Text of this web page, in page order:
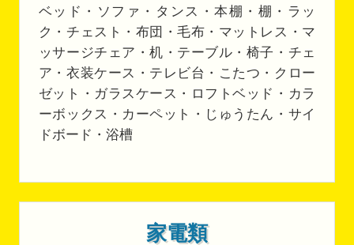
ベッド・ソファ・タンス・本棚・棚・ラッ
ク・チェスト・布団・毛布・マットレス・マ
ッサージチェア・机・テーブル・椅子・チェ
ア・衣装ケース・テレビ台・こたつ・クロー
ゼット・ガラスケース・ロフトベッド・カラ
ーボックス・カーペット・じゅうたん・サイ
ドボード・浴槽
家電類